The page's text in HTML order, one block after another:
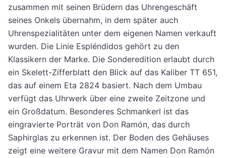
zusammen mit seinen Brüdern das Uhrengeschäft
seines Onkels übernahm, in dem später auch
Uhrenspezialitäten unter dem eigenen Namen verkauft
wurden. Die Linie Espléndidos gehört zu den
Klassikern der Marke. Die Sonderedition erlaubt durch
ein Skelett-Zifferblatt den Blick auf das Kaliber TT 651,
das auf einem Eta 2824 basiert. Nach dem Umbau
verfügt das Uhrwerk über eine zweite Zeitzone und
ein Großdatum. Besonderes Schmankerl ist das
eingravierte Porträt von Don Ramón, das durch
Saphirglas zu erkennen ist. Der Boden des Gehäuses
zeigt eine weitere Gravur mit dem Namen Don Ramón